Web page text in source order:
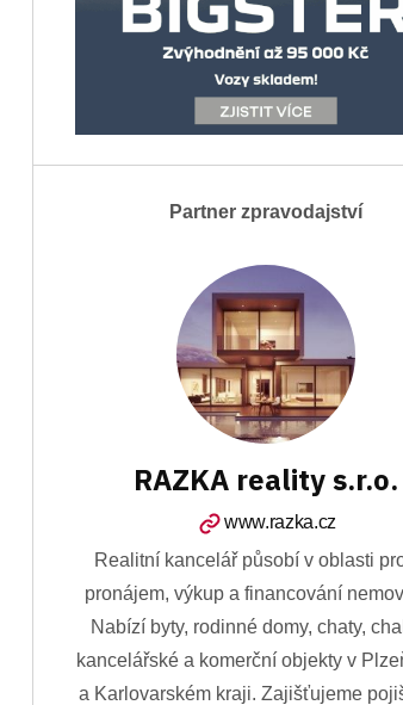
Partner zpravodajství
RAZKA reality s.r.o.
www.razka.cz
Realitní kancelář působí v oblasti
pronájem, výkup a financování
Nabízí byty, rodinné domy, chaty,
kancelářské a komerční objekty v
a Karlovarském kraji. Zajišťujeme